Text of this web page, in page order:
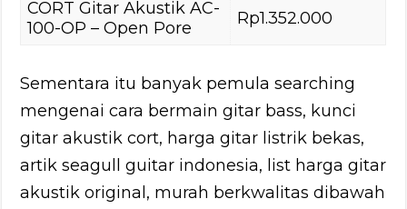
CORT Gitar Akustik AC-
100-OP – Open Pore
Rp1.352.000
Sementara itu banyak pemula searching
mengenai cara bermain gitar bass, kunci
gitar akustik cort, harga gitar listrik bekas,
artik seagull guitar indonesia, list harga gitar
akustik original, murah berkwalitas dibawah